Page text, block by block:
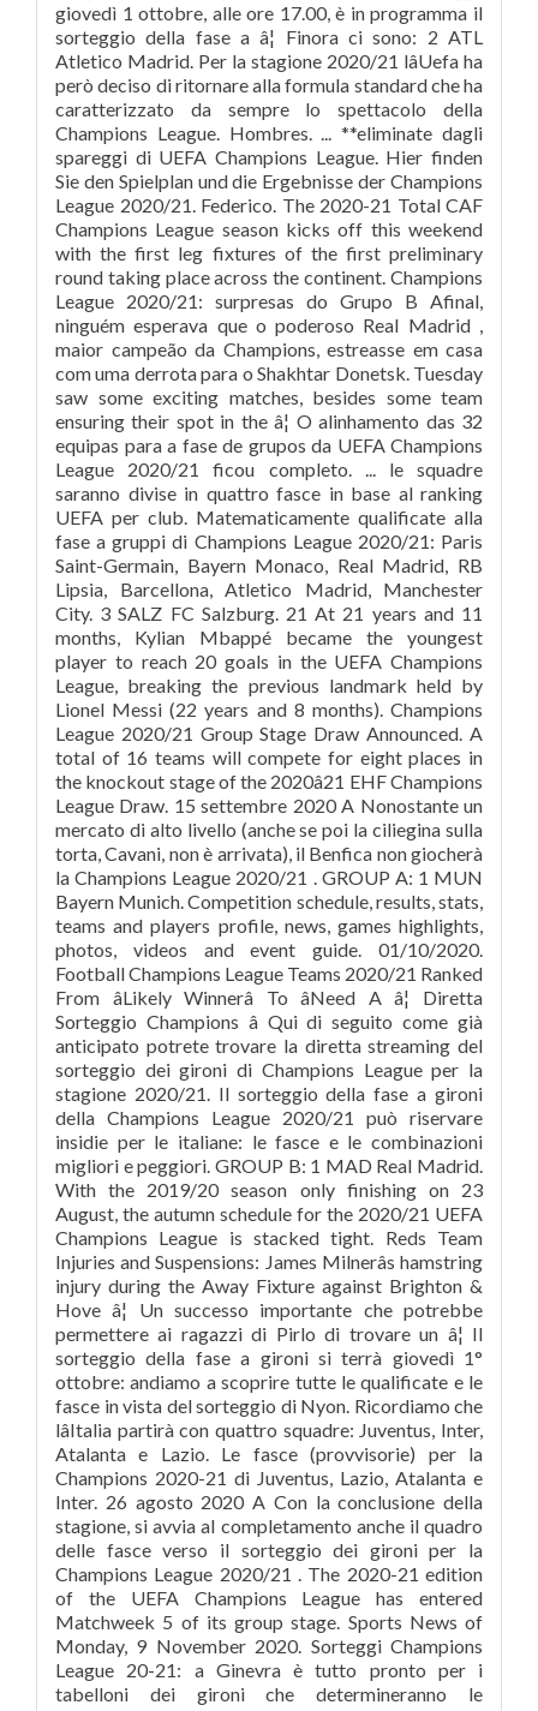
giovedì 1 ottobre, alle ore 17.00, è in programma il
sorteggio della fase a â¦ Finora ci sono: 2 ATL
Atletico Madrid. Per la stagione 2020/21 lâUefa ha
però deciso di ritornare alla formula standard che ha
caratterizzato da sempre lo spettacolo della
Champions League. Hombres. ... **eliminate dagli
spareggi di UEFA Champions League. Hier finden
Sie den Spielplan und die Ergebnisse der Champions
League 2020/21. Federico. The 2020-21 Total CAF
Champions League season kicks off this weekend
with the first leg fixtures of the first preliminary
round taking place across the continent. Champions
League 2020/21: surpresas do Grupo B Afinal,
ninguém esperava que o poderoso Real Madrid ,
maior campeão da Champions, estreasse em casa
com uma derrota para o Shakhtar Donetsk. Tuesday
saw some exciting matches, besides some team
ensuring their spot in the â¦ O alinhamento das 32
equipas para a fase de grupos da UEFA Champions
League 2020/21 ficou completo. ... le squadre
saranno divise in quattro fasce in base al ranking
UEFA per club. Matematicamente qualificate alla
fase a gruppi di Champions League 2020/21: Paris
Saint-Germain, Bayern Monaco, Real Madrid, RB
Lipsia, Barcellona, Atletico Madrid, Manchester
City. 3 SALZ FC Salzburg. 21 At 21 years and 11
months, Kylian Mbappé became the youngest
player to reach 20 goals in the UEFA Champions
League, breaking the previous landmark held by
Lionel Messi (22 years and 8 months). Champions
League 2020/21 Group Stage Draw Announced. A
total of 16 teams will compete for eight places in
the knockout stage of the 2020â21 EHF Champions
League Draw. 15 settembre 2020 A Nonostante un
mercato di alto livello (anche se poi la ciliegina sulla
torta, Cavani, non è arrivata), il Benfica non giocherà
la Champions League 2020/21 . GROUP A: 1 MUN
Bayern Munich. Competition schedule, results, stats,
teams and players profile, news, games highlights,
photos, videos and event guide. 01/10/2020.
Football Champions League Teams 2020/21 Ranked
From âLikely Winnerâ To âNeed A â¦ Diretta
Sorteggio Champions â Qui di seguito come già
anticipato potrete trovare la diretta streaming del
sorteggio dei gironi di Champions League per la
stagione 2020/21. Il sorteggio della fase a gironi
della Champions League 2020/21 può riservare
insidie per le italiane: le fasce e le combinazioni
migliori e peggiori. GROUP B: 1 MAD Real Madrid.
With the 2019/20 season only finishing on 23
August, the autumn schedule for the 2020/21 UEFA
Champions League is stacked tight. Reds Team
Injuries and Suspensions: James Milnerâs hamstring
injury during the Away Fixture against Brighton &
Hove â¦ Un successo importante che potrebbe
permettere ai ragazzi di Pirlo di trovare un â¦ Il
sorteggio della fase a gironi si terrà giovedì 1°
ottobre: andiamo a scoprire tutte le qualificate e le
fasce in vista del sorteggio di Nyon. Ricordiamo che
lâItalia partirà con quattro squadre: Juventus, Inter,
Atalanta e Lazio. Le fasce (provvisorie) per la
Champions 2020-21 di Juventus, Lazio, Atalanta e
Inter. 26 agosto 2020 A Con la conclusione della
stagione, si avvia al completamento anche il quadro
delle fasce verso il sorteggio dei gironi per la
Champions League 2020/21 . The 2020-21 edition
of the UEFA Champions League has entered
Matchweek 5 of its group stage. Sports News of
Monday, 9 November 2020. Sorteggi Champions
League 20-21: a Ginevra è tutto pronto per i
tabelloni dei gironi che determineranno le